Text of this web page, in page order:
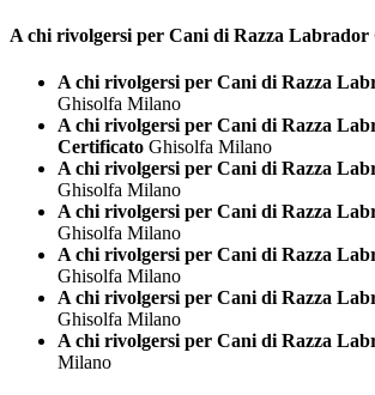
A chi rivolgersi per Cani di Razza Labrador
A chi rivolgersi per Cani di Razza
Ghisolfa Milano
A chi rivolgersi per Cani di Razza
Certificato Ghisolfa Milano
A chi rivolgersi per Cani di Razza
Ghisolfa Milano
A chi rivolgersi per Cani di Razza
Ghisolfa Milano
A chi rivolgersi per Cani di Razza
Ghisolfa Milano
A chi rivolgersi per Cani di Razza
Ghisolfa Milano
A chi rivolgersi per Cani di Razza
Milano